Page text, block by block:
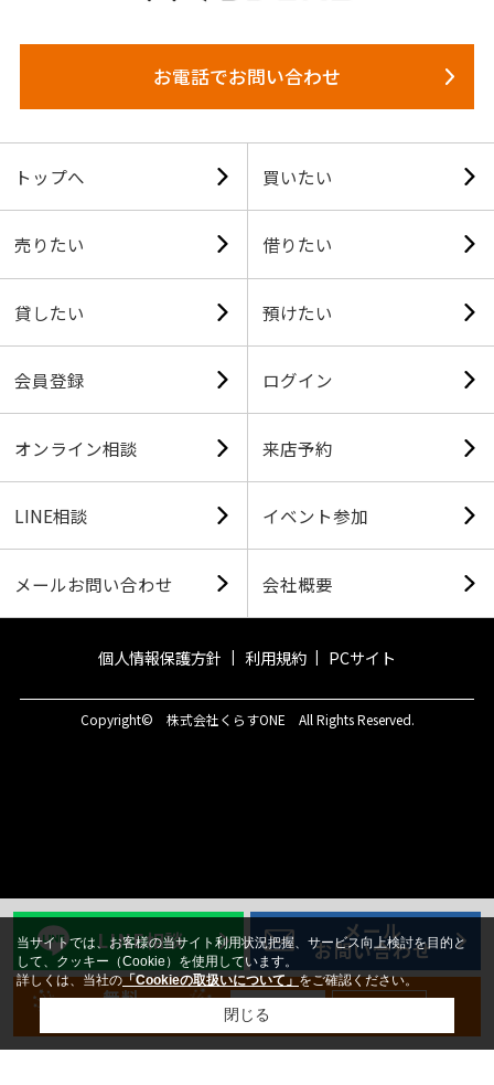
お電話でお問い合わせ
トップへ 買いたい
売りたい 借りたい
貸したい 預けたい
会員登録 ログイン
オンライン相談 来店予約
LINE相談 イベント参加
メールお問い合わせ 会社概要
個人情報保護方針 利用規約 PCサイト
LINE相談 メール
お問い合わせ
無料 新規登録
Copyright© 株式会社くらすONE All Rights Reserved.
当サイトでは、お客様の当サイト利用状況把握、サービス向上検討を目的と
して、クッキー（Cookie）を使用しています。
詳しくは、当社の「Cookieの取扱いについて」をご確認ください。
閉じる